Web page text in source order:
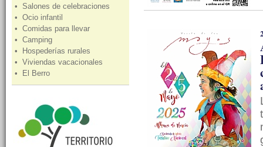
• Salones de celebraciones
• Ocio infantil
• Comidas para llevar
• Camping
• Hospederías rurales
• Viviendas vacacionales
• El Berro